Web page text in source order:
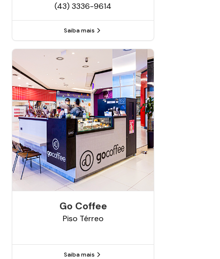
(43) 3336-9614
Saiba mais
Go Coffee
Piso Térreo
Saiba mais